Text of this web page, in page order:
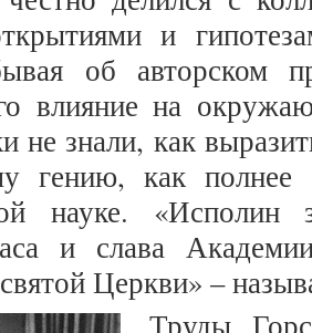
и
об авторском
влияние на
не знали, как
гению, как полнее
науке. «Исполин
и слава
Церкви» –